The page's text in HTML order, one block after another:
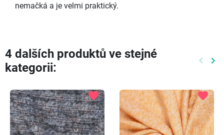
nemačká a je velmi praktický.
4 dalších produktů ve stejné
kategorii:
keyboard_arrow_left keyboard_arrow_right
favorite favorite